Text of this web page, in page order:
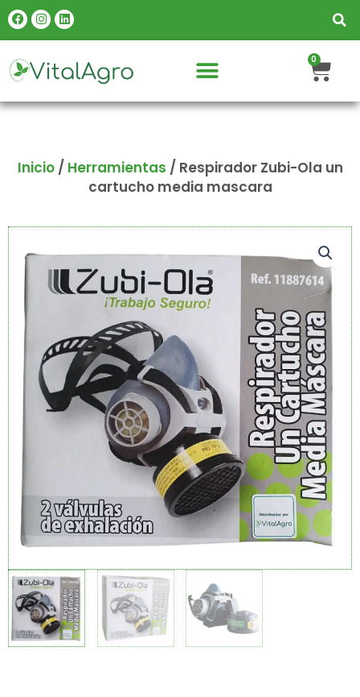
Facebook
Instagram
Linkedin
0
Inicio/ Herramientas / Respirador Zubi-Ola un
cartucho media mascara